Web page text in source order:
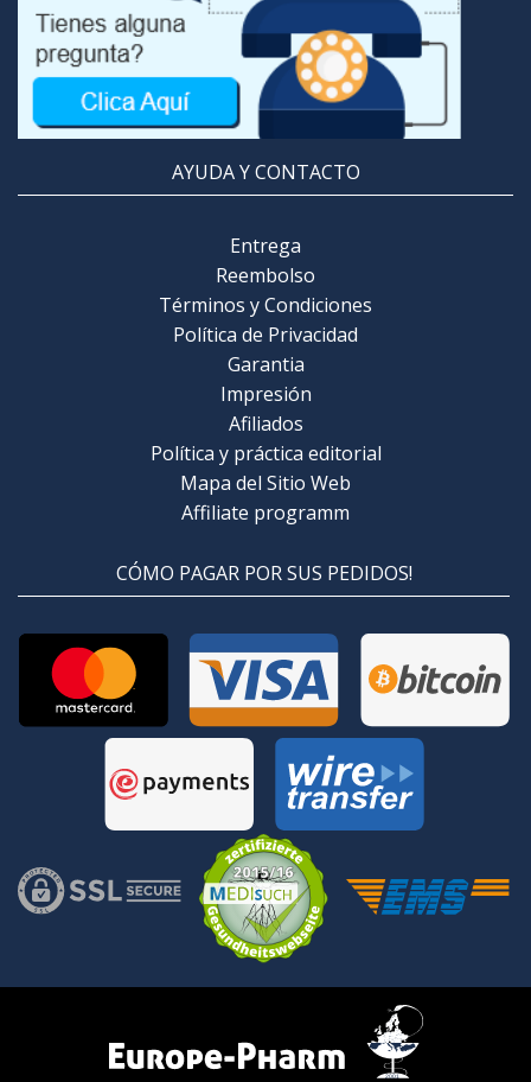
AYUDA Y CONTACTO
Entrega
Reembolso
Términos y Condiciones
Política de Privacidad
Garantia
Impresión
Afiliados
Política y práctica editorial
Mapa del Sitio Web
Affiliate programm
CÓMO PAGAR POR SUS PEDIDOS!